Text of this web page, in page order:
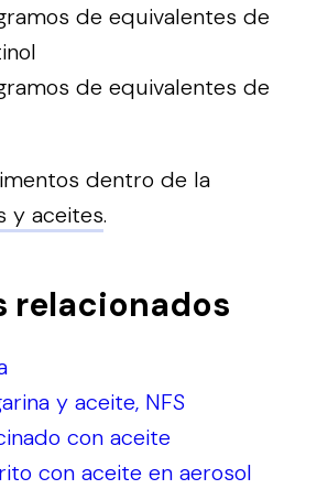
de equivalentes de
de equivalentes de
dentro de la
y aceites.
relacionados
y aceite, NFS
con aceite
con aceite en aerosol